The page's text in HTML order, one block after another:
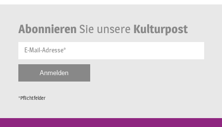
Abonnieren Sie unsere Kulturpost
E-Mail-Adresse*
*Pflichtfelder